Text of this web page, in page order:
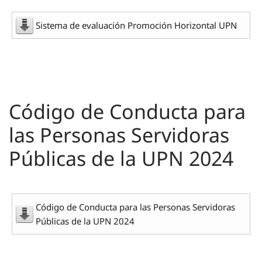
Sistema de evaluación Promoción Horizontal UPN
Código de Conducta para
las Personas Servidoras
Públicas de la UPN 2024
Código de Conducta para las Personas Servidoras
Públicas de la UPN 2024